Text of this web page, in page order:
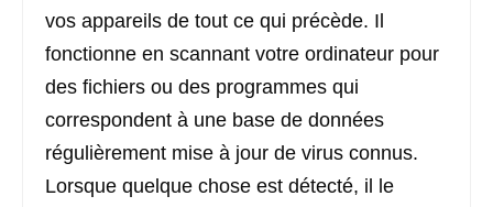
vos appareils de tout ce qui précède. Il
fonctionne en scannant votre ordinateur pour
des fichiers ou des programmes qui
correspondent à une base de données
régulièrement mise à jour de virus connus.
Lorsque quelque chose est détecté, il le